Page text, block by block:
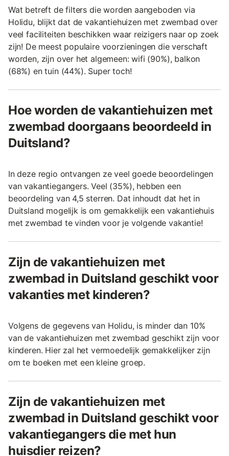
Wat betreft de filters die worden aangeboden via
Holidu, blijkt dat de vakantiehuizen met zwembad over
veel faciliteiten beschikken waar reizigers naar op zoek
zijn! De meest populaire voorzieningen die verschaft
worden, zijn over het algemeen: wifi (90%), balkon
(68%) en tuin (44%). Super toch!
Hoe worden de vakantiehuizen met
zwembad doorgaans beoordeeld in
Duitsland?
In deze regio ontvangen ze veel goede beoordelingen
van vakantiegangers. Veel (35%), hebben een
beoordeling van 4,5 sterren. Dat inhoudt dat het in
Duitsland mogelijk is om gemakkelijk een vakantiehuis
met zwembad te vinden voor je volgende vakantie!
Zijn de vakantiehuizen met
zwembad in Duitsland geschikt voor
vakanties met kinderen?
Volgens de gegevens van Holidu, is minder dan 10%
van de vakantiehuizen met zwembad geschikt zijn voor
kinderen. Hier zal het vermoedelijk gemakkelijker zijn
om te boeken met een kleine groep.
Zijn de vakantiehuizen met
zwembad in Duitsland geschikt voor
vakantiegangers die met hun
huisdier reizen?